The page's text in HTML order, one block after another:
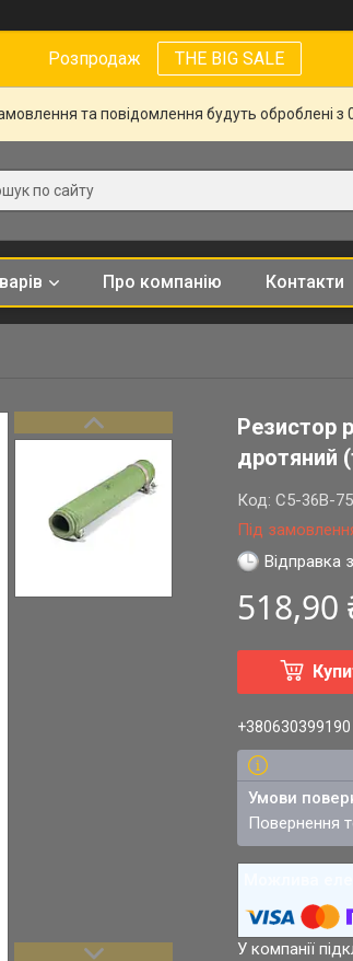
Розпродаж THE BIG SALE
та повідомлення будуть оброблені
Про компанію Контакти
Резистор
дротяний
Під
Код:С5-36В-
Відправка
518,90
+380630399190
повернення
У компанії